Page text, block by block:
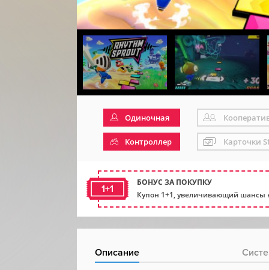
Одиночная
Контроллер Карточки
1+1
БОНУС ЗА ПОКУПКУ
Купон 1+1, увеличивающий шансы
Описание